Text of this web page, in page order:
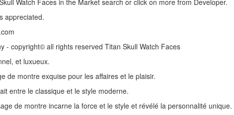
Watch Faces in the Market search or click on more from Developer.
appreciated.
- copyright© all rights reserved Titan Skull Watch Faces
et luxueux.
de montre exquise pour les affaires et le plaisir.
entre le classique et le style moderne.
de montre incarne la force et le style et révélé la personnalité unique.